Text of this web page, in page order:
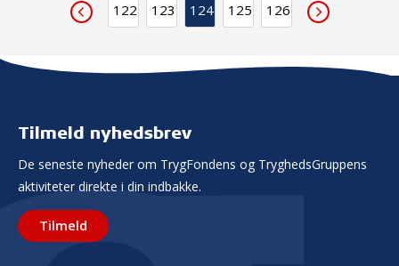
122 123 124 125 126
Tilmeld nyhedsbrev
De seneste nyheder om TrygFondens og TryghedsGruppens
aktiviteter direkte i din indbakke.
Tilmeld